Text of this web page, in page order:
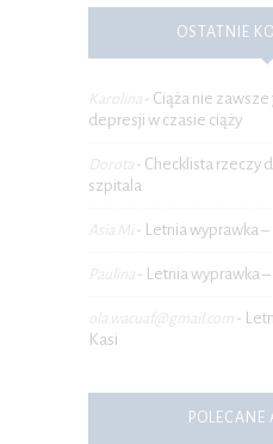
OSTATNIE
Karolina - Ciąża nie
depresji w czasie ciąży
Dorota - Checklista rzeczy
szpitala
Asia Mi - Letnia wyprawka
Paulina - Letnia wyprawka
ola.wacuaf@gmail.com -
Kasi
POLECANE